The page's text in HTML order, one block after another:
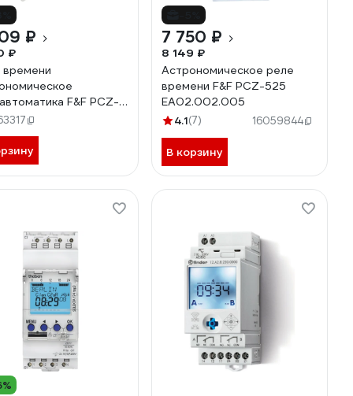
₽
₽
времени
F&F PCZ-
двухканальное /
недельное
работы
для каждого
коррекция
7 750 ₽
8 149 ₽
Астрономическое реле
времени F&F PCZ-525
EA02.002.005
4.1(7) 16059844
В корзину